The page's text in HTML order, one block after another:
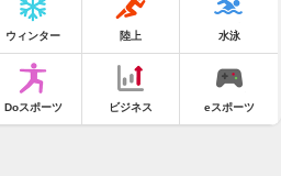
ウィンター 陸上 水泳
Doスポーツ ビジネス eスポーツ